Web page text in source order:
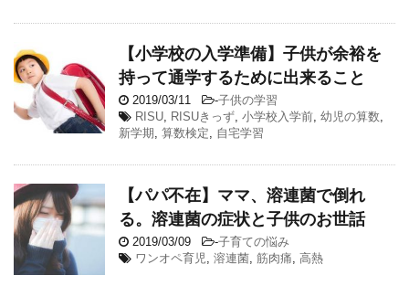
【小学校の入学準備】子供が余裕を
持って通学するために出来ること
2019/03/11 -子供の学習
RISU, RISUきっず, 小学校入学前, 幼児の算数,
新学期, 算数検定, 自宅学習
【パパ不在】ママ、溶連菌で倒れ
る。溶連菌の症状と子供のお世話
2019/03/09 -子育ての悩み
ワンオペ育児, 溶連菌, 筋肉痛, 高熱